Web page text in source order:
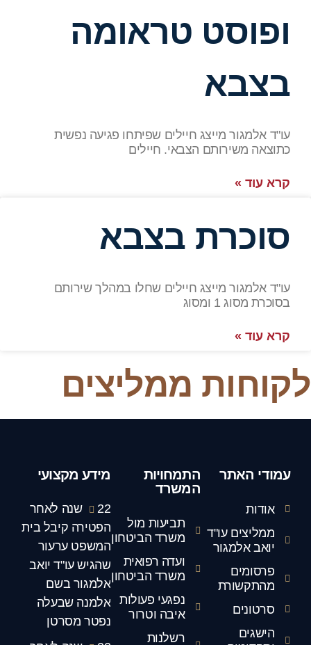
טראומה
חיילים שפיתחו פגיעה נפשית
הצבאי. חיילים
בצבא
מייצג חיילים שחלו במהלך שירותם
ממליצים
מידע מקצועי
22 שנה לאחר
הפטירה קיבל בית
המשפט ערעור
שהגיש עו"ד יואב
אלמגור בשם
אלמנה שבעלה
נפטר מסרטן
התמחויות
משרד הביטחון
משרד הביטחון
איבה וטרור
רשלנות